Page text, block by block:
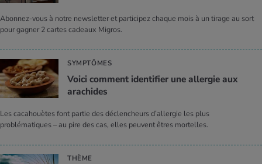
Abonnez-vous à notre newsletter et participez chaque mois à un tirage au sort
pour gagner 2 cartes cadeaux Migros.
SYMPTÔMES
Voici comment identifier une allergie aux
arachides
Les cacahouètes font partie des déclencheurs d’allergie les plus
problématiques – au pire des cas, elles peuvent êtres mortelles.
THÈME